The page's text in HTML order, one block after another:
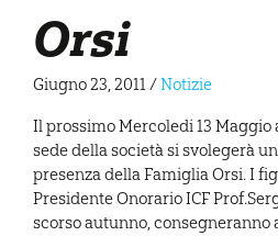
Orsi
Giugno 23, 2011/Notizie
Il prossimo Mercoledi 13 Maggio
sede della società si svolegerà
presenza della Famiglia Orsi. I
Presidente Onorario ICF
scorso autunno, consegneranno